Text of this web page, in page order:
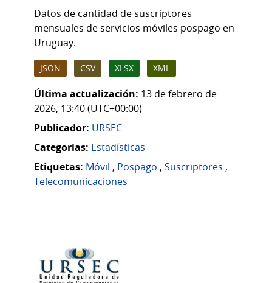
Datos de cantidad de suscriptores
mensuales de servicios móviles pospago en
Uruguay.
JSON CSV XLSX XML
Última actualización: 13 de febrero de
2026, 13:40 (UTC+00:00)
Publicador: URSEC
Categorias: Estadísticas
Etiquetas: Móvil , Pospago , Suscriptores ,
Telecomunicaciones